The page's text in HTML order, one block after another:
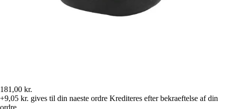
181,00 kr.
+9,05 kr. gives til din naeste ordre Krediteres efter bekraeftelse af din
ordre